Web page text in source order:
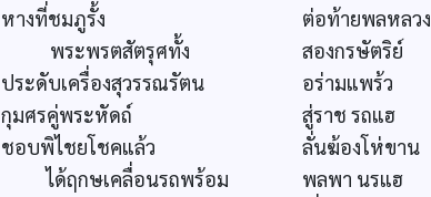
หางที่ชมภูรั้ง
ต่อท้ายพลหลวง
พระพรตสัตรุศทั้ง
สองกรษัตริย์
ประดับเครื่องสุวรรณรัตน
อร่ามแพร้ว
กุมศรคู่พระหัดถ์
สู่ราช รถแฮ
ชอบพิไชยโชคแล้ว
ลั่นฆ้องโห่ขาน
ได้ฤกษเคลื่อนรถพร้อม
พลพา นรแฮ